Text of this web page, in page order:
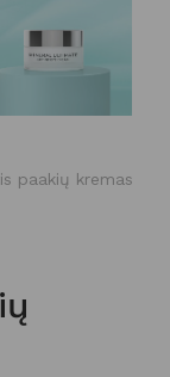
paakių kremas